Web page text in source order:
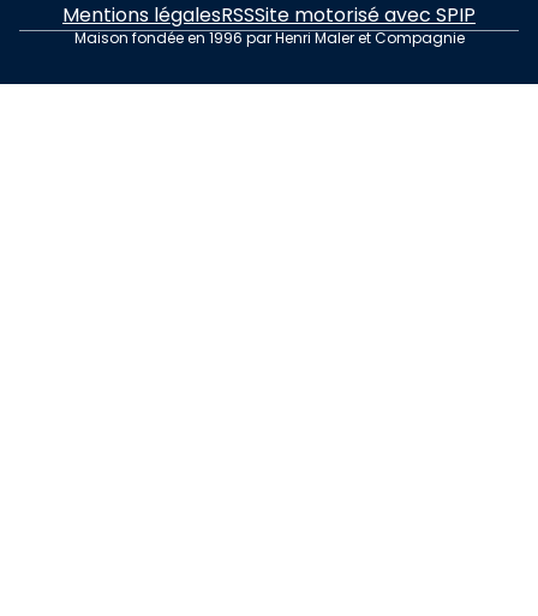
Mentions légalesRSSSite motorisé avec SPIP
Maison fondée en 1996 par Henri Maler et Compagnie